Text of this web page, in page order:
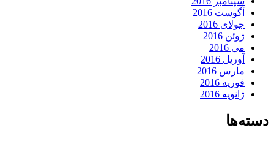
آگوست 2016
جولای 2016
ژوئن 2016
می 2016
آوریل 2016
مارس 2016
فوریه 2016
ژانویه 2016
دسته‌ها